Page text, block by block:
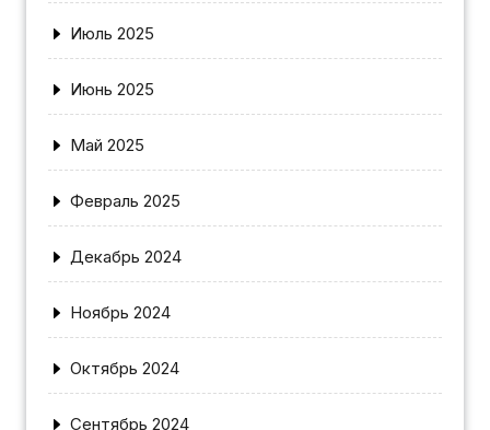
Июль 2025
Июнь 2025
Май 2025
Февраль 2025
Декабрь 2024
Ноябрь 2024
Октябрь 2024
Сентябрь 2024